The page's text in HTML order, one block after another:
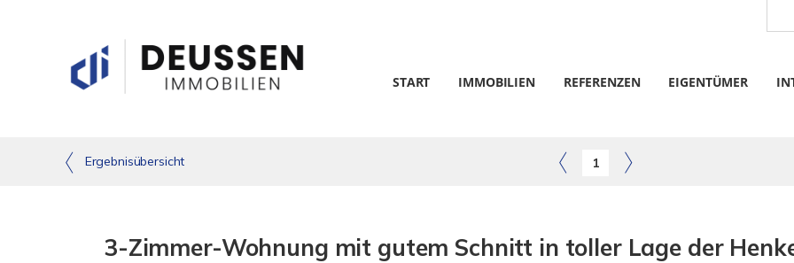
START IMMOBILIEN REFERENZEN EIGENTÜMER
Ergebnisübersicht 1
3-Zimmer-Wohnung mit gutem Schnitt in toller Lage der